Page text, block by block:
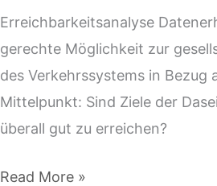
Erreichbarkeitsanalyse
gerechte Möglichkeit zur
des Verkehrssystems in Bezug
Mittelpunkt: Sind Ziele der
überall gut zu erreichen?
Read More »